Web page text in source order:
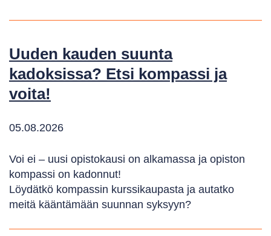
Uuden kauden suunta
kadoksissa? Etsi kompassi ja
voita!
05.08.2026
Voi ei – uusi opistokausi on alkamassa ja opiston
kompassi on kadonnut!
Löydätkö kompassin kurssikaupasta ja autatko
meitä kääntämään suunnan syksyyn?